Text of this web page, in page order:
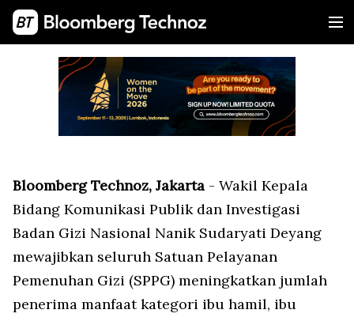
Bloomberg Technoz, Jakarta - Wakil Kepala
Bidang Komunikasi Publik dan Investigasi
Badan Gizi Nasional Nanik Sudaryati Deyang
mewajibkan seluruh Satuan Pelayanan
Pemenuhan Gizi (SPPG) meningkatkan jumlah
penerima manfaat kategori ibu hamil, ibu